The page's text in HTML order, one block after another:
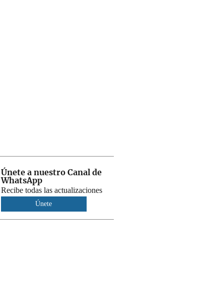
Únete a nuestro Canal de
WhatsApp
Recibe todas las actualizaciones
Únete